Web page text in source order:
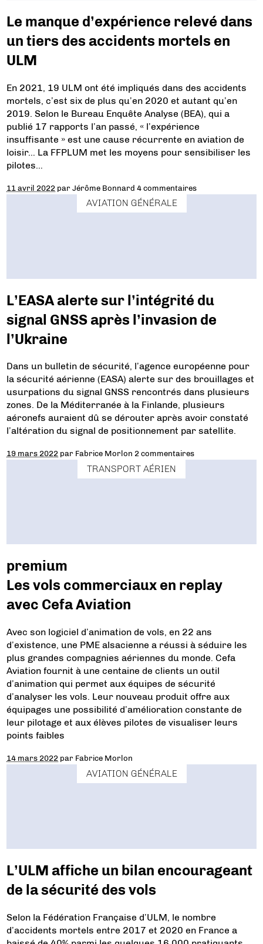
Le manque d’expérience relevé dans
un tiers des accidents mortels en
ULM
En 2021, 19 ULM ont été impliqués dans des accidents
mortels, c’est six de plus qu’en 2020 et autant qu’en
2019. Selon le Bureau Enquête Analyse (BEA), qui a
publié 17 rapports l’an passé, « l’expérience
insuffisante » est une cause récurrente en aviation de
loisir… La FFPLUM met les moyens pour sensibiliser les
pilotes…
11 avril 2022 parJérôme Bonnard 4 commentaires
AVIATION GÉNÉRALE
L’EASA alerte sur l’intégrité du
signal GNSS après l’invasion de
l’Ukraine
Dans un bulletin de sécurité, l’agence européenne pour
la sécurité aérienne (EASA) alerte sur des brouillages et
usurpations du signal GNSS rencontrés dans plusieurs
zones. De la Méditerranée à la Finlande, plusieurs
aéronefs auraient dû se dérouter après avoir constaté
l’altération du signal de positionnement par satellite.
19 mars 2022 par Fabrice Morlon 2 commentaires
TRANSPORT AÉRIEN
premium
Les vols commerciaux en replay
avec Cefa Aviation
Avec son logiciel d’animation de vols, en 22 ans
d’existence, une PME alsacienne a réussi à séduire les
plus grandes compagnies aériennes du monde. Cefa
Aviation fournit à une centaine de clients un outil
d’animation qui permet aux équipes de sécurité
d’analyser les vols. Leur nouveau produit offre aux
équipages une possibilité d’amélioration constante de
leur pilotage et aux élèves pilotes de visualiser leurs
points faibles
14 mars 2022 par Fabrice Morlon
AVIATION GÉNÉRALE
L’ULM affiche un bilan encourageant
de la sécurité des vols
Selon la Fédération Française d’ULM, le nombre
d’accidents mortels entre 2017 et 2020 en France a